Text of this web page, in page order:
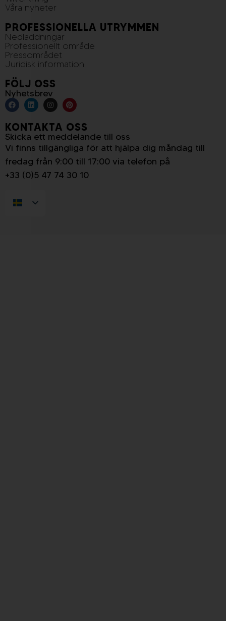
Våra nyheter
PROFESSIONELLA UTRYMMEN
Nedladdningar
Professionellt område
Pressområdet
Juridisk information
FÖLJ OSS
Nyhetsbrev
KONTAKTA OSS
Skicka ett meddelande till oss
Vi finns tillgängliga för att hjälpa dig måndag till
fredag från 9:00 till 17:00 via telefon på
+33 (0)5 47 74 30 10